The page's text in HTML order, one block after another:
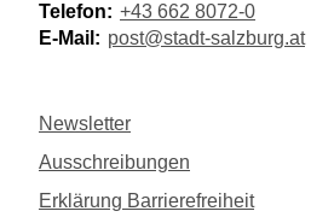
Telefon: +43 662 8072-0
E-Mail: post@stadt-salzburg.at
Newsletter
Ausschreibungen
Erklärung Barrierefreiheit